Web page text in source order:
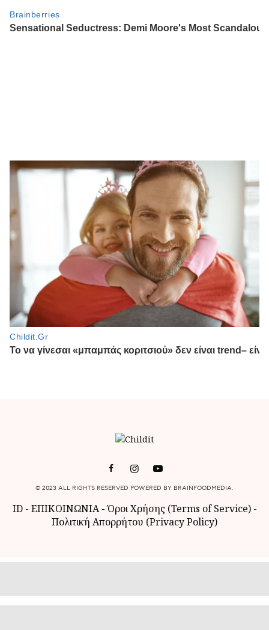
© 2023 ALL RIGHTS RESERVED POWERED BY BRAINFOODMEDIA.
ID- ΕΠΙΚΟΙΝΩΝΙΑ-Όροι Χρήσης (Terms of Service)-
Πολιτική Απορρήτου (Privacy Policy)